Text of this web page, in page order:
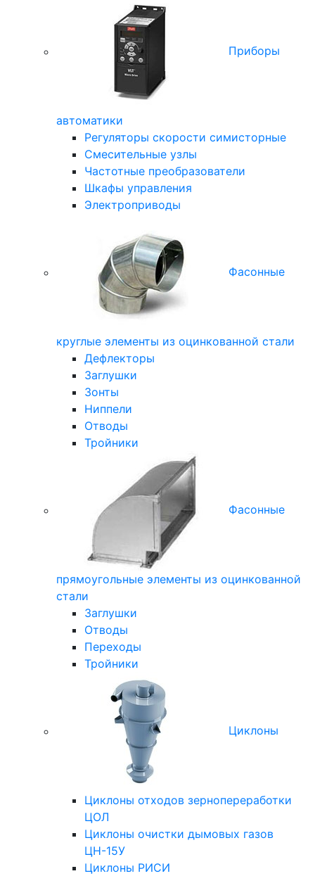
Приборы
автоматики
Регуляторы скорости симисторные
Смесительные узлы
Частотные преобразователи
Шкафы управления
Электроприводы
Фасонные
круглые элементы из оцинкованной стали
Дефлекторы
Заглушки
Зонты
Ниппели
Отводы
Тройники
Фасонные
прямоугольные элементы из оцинкованной
стали
Заглушки
Отводы
Переходы
Тройники
Циклоны
Циклоны отходов зернопереработки
ЦОЛ
Циклоны очистки дымовых газов
ЦН-15У
Циклоны РИСИ